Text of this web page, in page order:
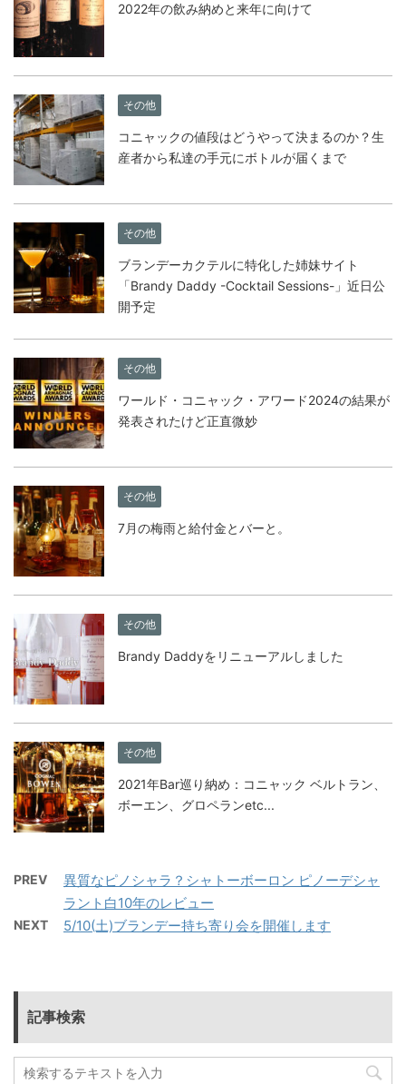
2022年の飲み納めと来年に向けて
その他
コニャックの値段はどうやって決まるのか？生
産者から私達の手元にボトルが届くまで
その他
ブランデーカクテルに特化した姉妹サイト
「Brandy Daddy -Cocktail Sessions-」近日公
開予定
その他
ワールド・コニャック・アワード2024の結果が
発表されたけど正直微妙
その他
7月の梅雨と給付金とバーと。
その他
Brandy Daddyをリニューアルしました
その他
2021年Bar巡り納め：コニャック ベルトラン、
ボーエン、グロペランetc...
PREV
異質なピノシャラ？シャトーボーロン ピノーデシャ
ラント白10年のレビュー
NEXT 5/10(土)ブランデー持ち寄り会を開催します
記事検索